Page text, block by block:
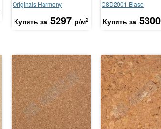
Originals Harmony
Купить за 5297 р/м2
C8D2001 Blase
Купить за 5300